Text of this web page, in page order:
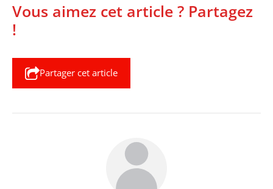
Vous aimez cet article ? Partagez
!
Partager cet article